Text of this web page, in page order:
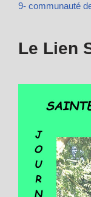
9- communauté
Le Lien